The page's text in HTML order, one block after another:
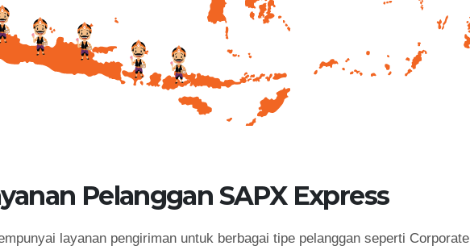
Pelanggan SAPX Express
layanan pengiriman untuk berbagai tipe pelanggan seperti Corporate